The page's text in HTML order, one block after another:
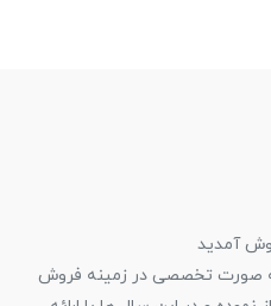
آمدید
صورت تخصصی در زمینه فروش